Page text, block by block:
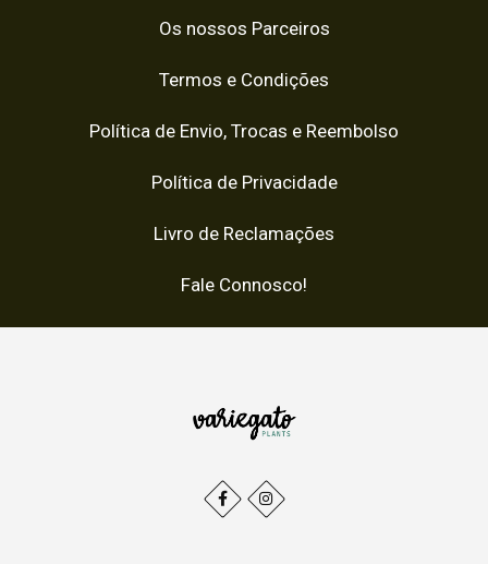
Os nossos Parceiros
Termos e Condições
Política de Envio, Trocas e Reembolso
Política de Privacidade
Livro de Reclamações
Fale Connosco!